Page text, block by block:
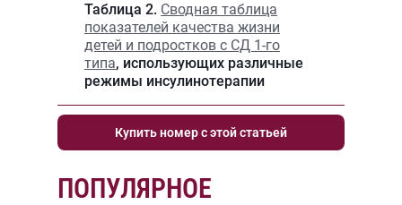
Таблица 2. Сводная таблица
показателей качества жизни
детей и подростков с СД 1-го
типа, использующих различные
режимы инсулинотерапии
Купить номер с этой статьей
ПОПУЛЯРНОЕ